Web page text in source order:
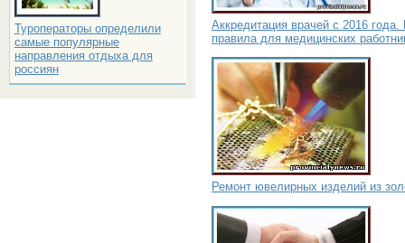
Туроператоры определили
самые популярные
направления отдыха для
россиян
Аккредитация врачей с 2016
правила для медицинских
Ремонт ювелирных изделий из